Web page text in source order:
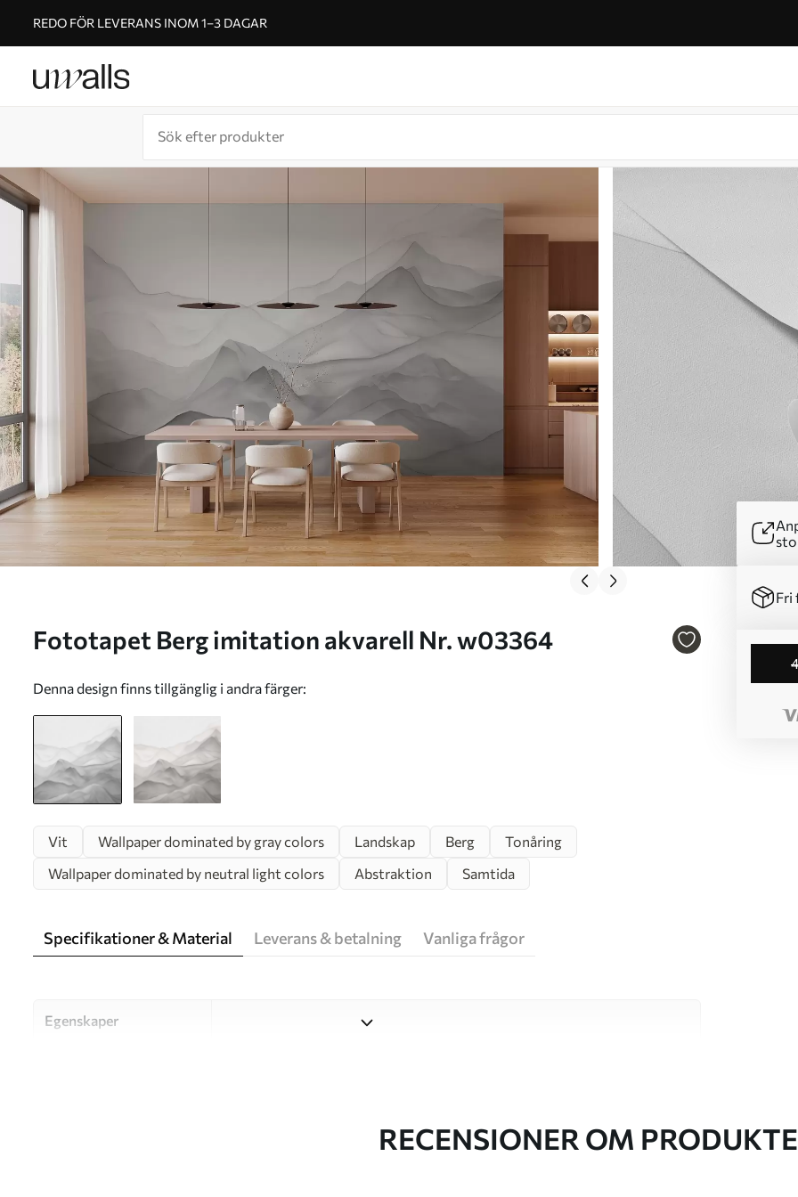
REDO FÖR LEVERANS INOM 1–3 DAGAR
Fototapet Berg imitation akvarell Nr. w03364
Denna design finns tillgänglig i andra färger:
Fri
Vit Wallpaper dominated by gray colors Landskap Berg
Tonåring
Wallpaper dominated by neutral light colors
Abstraktion Samtida
Specifikationer & Material Leverans & betalning Vanliga frågor
Egenskaper
RECENSIONER OM